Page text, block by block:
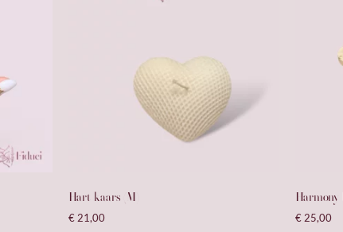
Hart kaars (M)
€21,00 €25,00